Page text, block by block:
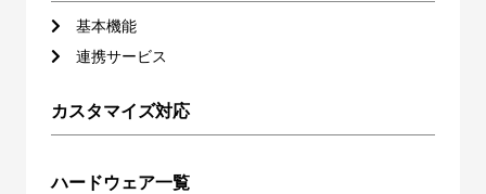
基本機能
連携サービス
カスタマイズ対応
ハードウェア一覧